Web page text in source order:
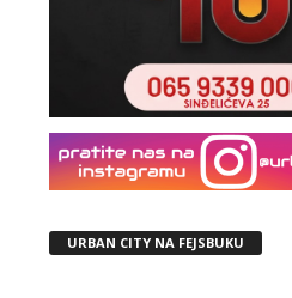
URBAN CITY NA FEJSBUKU